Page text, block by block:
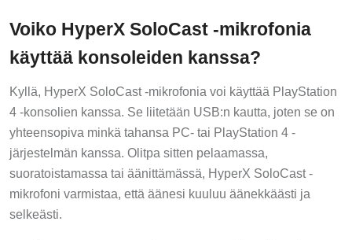
Voiko HyperX SoloCast -mikrofonia
käyttää konsoleiden kanssa?
Kyllä, HyperX SoloCast -mikrofonia voi käyttää PlayStation
4 -konsolien kanssa. Se liitetään USB:n kautta, joten se on
yhteensopiva minkä tahansa PC- tai PlayStation 4 -
järjestelmän kanssa. Olitpa sitten pelaamassa,
suoratoistamassa tai äänittämässä, HyperX SoloCast -
mikrofoni varmistaa, että äänesi kuuluu äänekkäästi ja
selkeästi.